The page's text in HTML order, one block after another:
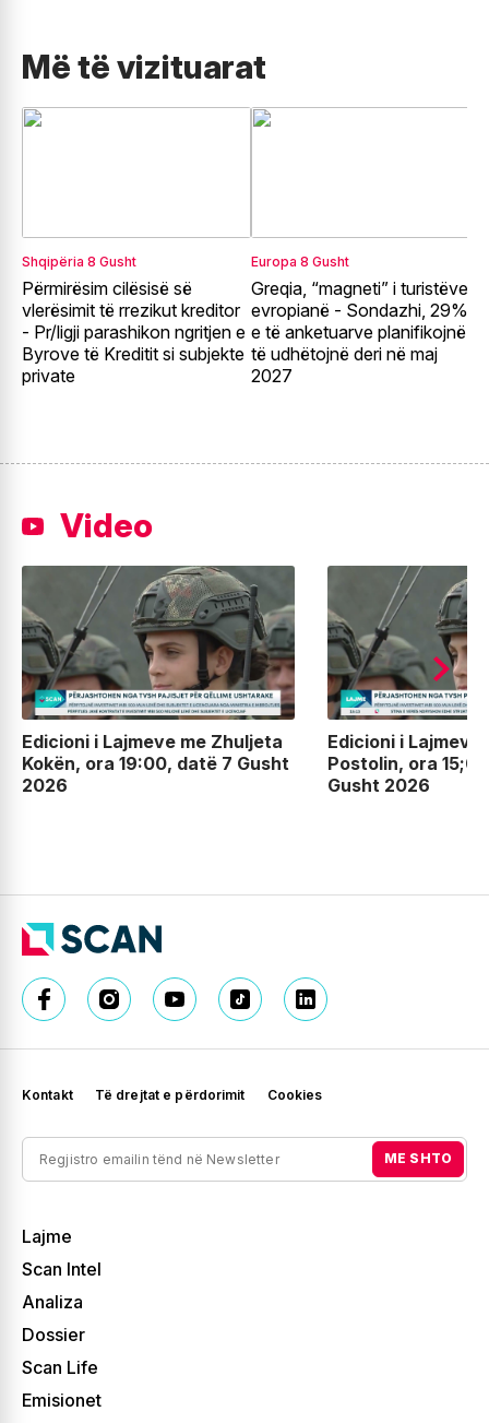
Më të vizituarat
Shqipëria 8 Gusht
Përmirësim cilësisë së
vlerësimit të rrezikut kreditor
- Pr/ligji parashikon ngritjen e
Byrove të Kreditit si subjekte
private
Europa 8 Gusht
Greqia, “magneti” i turistëve
evropianë - Sondazhi, 29%
e të anketuarve planifikojnë
të udhëtojnë deri në maj
2027
Video
Edicioni i Lajmeve me Zhuljeta
Kokën, ora 19:00, datë 7 Gusht
2026
Edicioni i Lajmeve
Postolin, ora
Gusht 2026
Lajme
Scan Intel
Analiza
Dossier
Scan Life
Emisionet
Kontakt Të drejtat e përdorimit Cookies
ME SHTO